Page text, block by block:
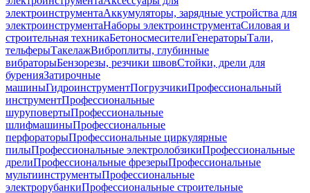
электроинструментаАккумуляторы, зарядные устройства для
электроинструментаНаборы электроинструментаСиловая и
строительная техникаБетоносмесителиГенераторыТали,
тельферыТакелажВиброплиты, глубинные
вибраторыБензорезы, резчики швовСтойки, дрели для
буренияЗатирочные
машиныГидроинструментПогрузчикиПрофессиональный
инструментПрофессиональные
шуруповертыПрофессиональные
шлифмашиныПрофессиональные
перфораторыПрофессиональные циркулярные
пилыПрофессиональные электролобзикиПрофессиональные
дрелиПрофессиональные фрезерыПрофессиональные
мультиинструментыПрофессиональные
электрорубанкиПрофессиональные строительные